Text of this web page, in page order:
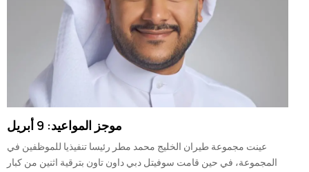
موجز المواعيد: 9 أبريل
عينت مجموعة طيران الخليج محمد مطر رئيسا تنفيذيا للموظفين في
المجموعة، في حين قامت سوفيتل دبي داون تاون بترقية اثنين من كبار